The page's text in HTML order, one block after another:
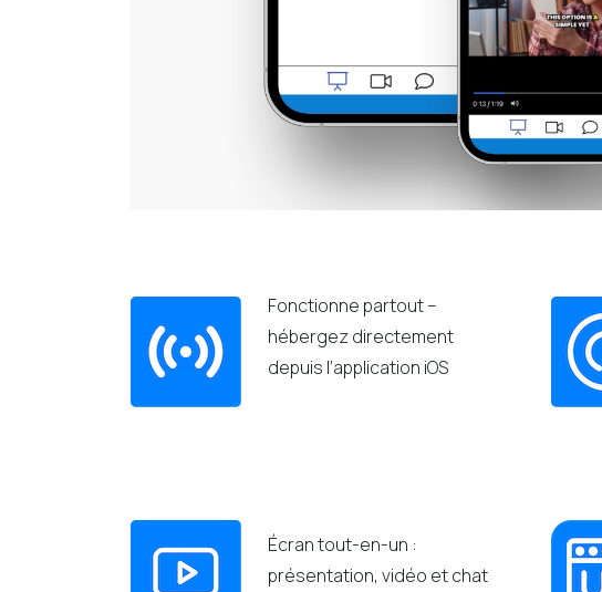
Fonctionne partout –
hébergez directement
depuis l’application iOS
Écran tout-en-un :
présentation, vidéo et chat